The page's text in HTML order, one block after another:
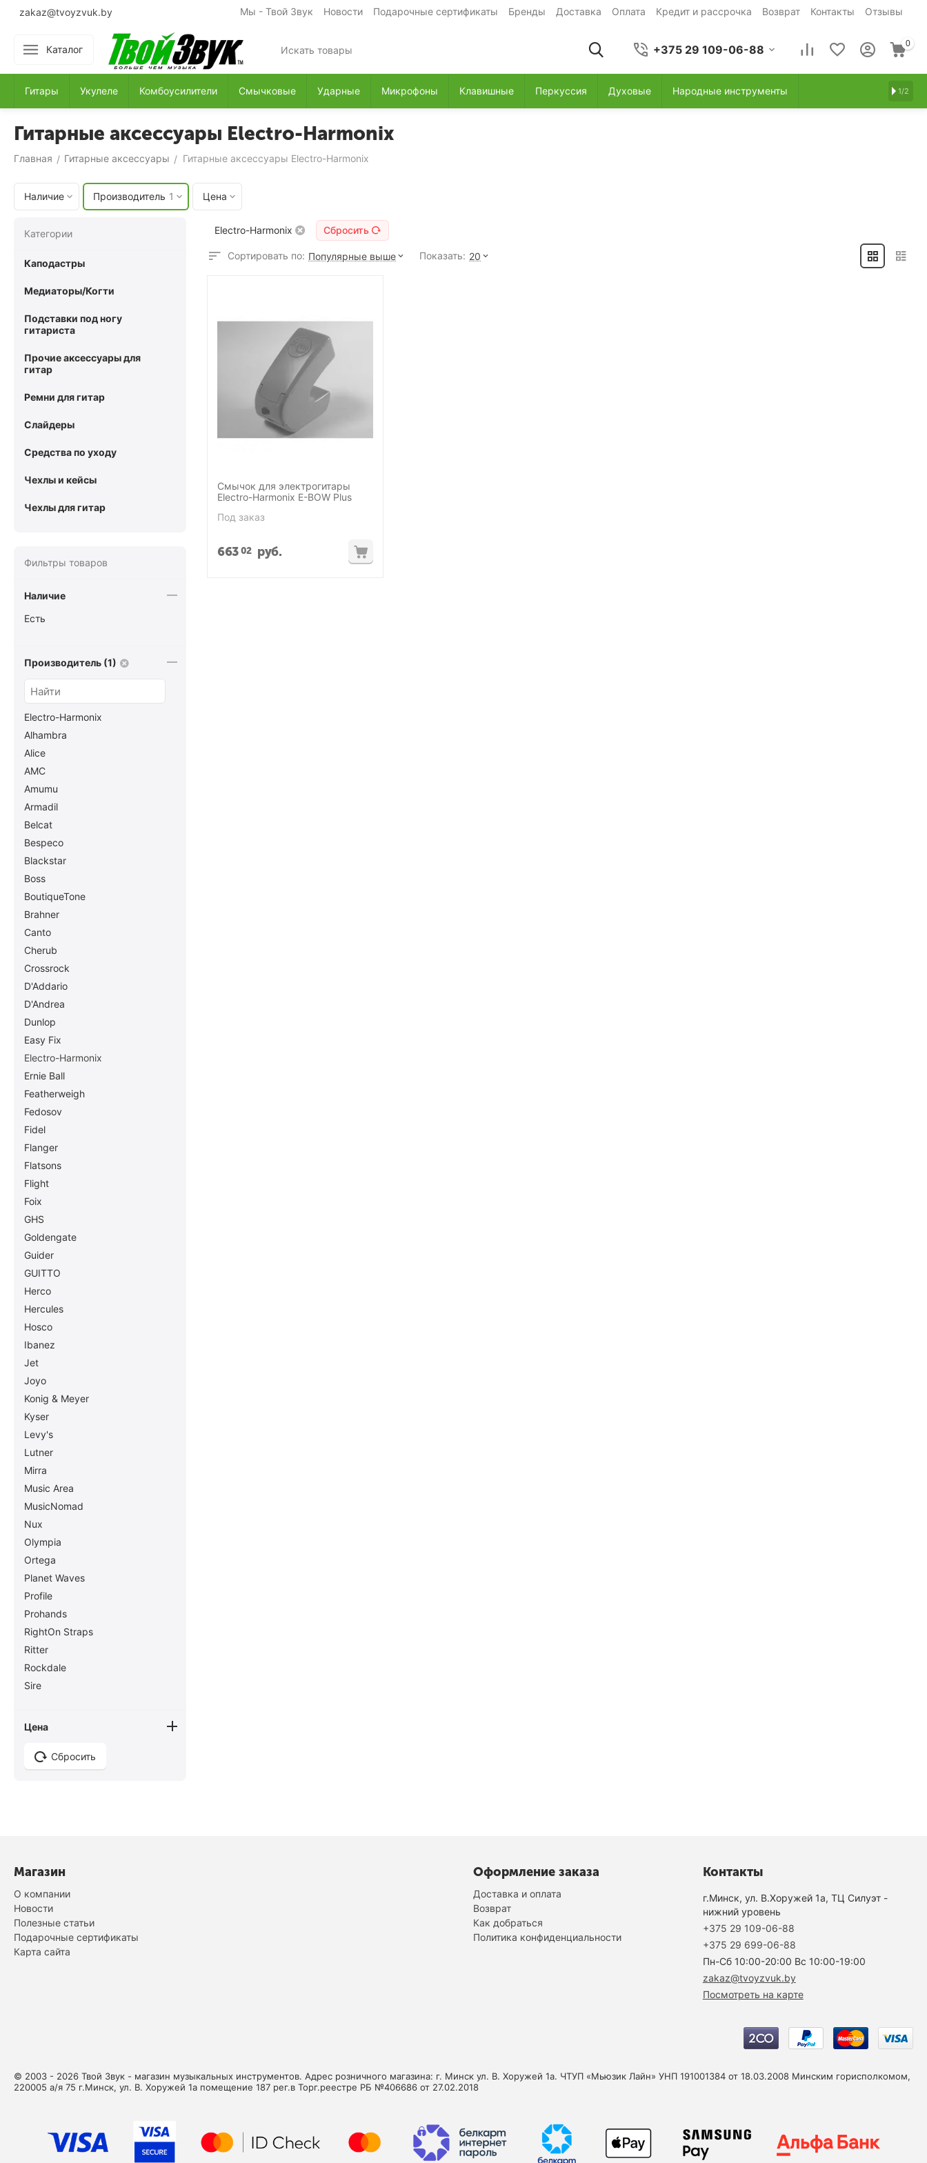
zakaz@tvoyzvuk.by Мы - Твой Звук Новости Подарочные сертификаты Бренды Доставка Оплата Кредит и рассрочка Возврат Контакты Отзывы
Каталог +375 29 109-06-88 0
Гитары Укулеле Комбоусилители Смычковые Ударные Микрофоны Клавишные Перкуссия Духовые Народные инструменты 1/2
Гитарные аксессуары Electro-Harmonix
Главная / Гитарные аксессуары / Гитарные аксессуары Electro-Harmonix
Наличие Производитель 1 Цена
Electro-Harmonix Сбросить
Сортировать по: Популярные выше Показать: 20
Смычок для электрогитары
Electro-Harmonix E-BOW Plus
Под заказ
66302 руб.
Категории
Каподастры
Медиаторы/Когти
Подставки под ногу
гитариста
Прочие аксессуары для
гитар
Ремни для гитар
Слайдеры
Средства по уходу
Чехлы и кейсы
Чехлы для гитар
Фильтры товаров
Наличие
Есть
Производитель (1)
Electro-Harmonix
Alhambra
Alice
AMC
Amumu
Armadil
Belcat
Bespeco
Blackstar
Boss
BoutiqueTone
Brahner
Canto
Cherub
Crossrock
D'Addario
D'Andrea
Dunlop
Easy Fix
Electro-Harmonix
Ernie Ball
Featherweigh
Fedosov
Fidel
Flanger
Flatsons
Flight
Foix
GHS
Goldengate
Guider
GUITTO
Herco
Hercules
Hosco
Ibanez
Jet
Joyo
Konig & Meyer
Kyser
Levy's
Lutner
Mirra
Music Area
MusicNomad
Nux
Olympia
Ortega
Planet Waves
Profile
Prohands
RightOn Straps
Ritter
Rockdale
Sire
Soundking
Superior
Цена
Сбросить
Магазин
О компании
Новости
Полезные статьи
Подарочные сертификаты
Карта сайта
Оформление заказа
Доставка и оплата
Возврат
Как добраться
Политика конфиденциальности
Контакты
г.Минск, ул. В.Хоружей 1а, ТЦ Силуэт -
нижний уровень
+375 29 109-06-88
+375 29 699-06-88
Пн-Cб 10:00-20:00 Вс 10:00-19:00
zakaz@tvoyzvuk.by
Посмотреть на карте
© 2003 - 2026 Твой Звук - магазин музыкальных инструментов. Адрес розничного магазина: г. Минск ул. В. Хоружей 1а. ЧТУП «Мьюзик Лайн» УНП 191001384 от 18.03.2008 Минским горисполкомом,
220005 а/я 75 г.Минск, ул. В. Хоружей 1а помещение 187 рег.в Торг.реестре РБ №406686 от 27.02.2018